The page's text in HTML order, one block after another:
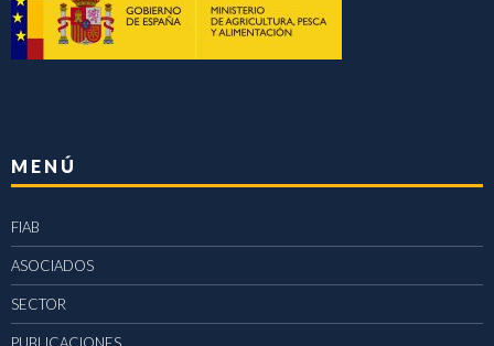
MENÚ
FIAB
ASOCIADOS
SECTOR